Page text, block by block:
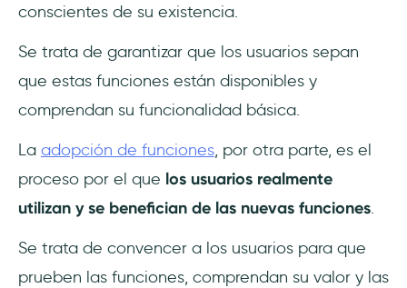
conscientes de su existencia.
Se trata de garantizar que los usuarios sepan
que estas funciones están disponibles y
comprendan su funcionalidad básica.
La adopción de funciones, por otra parte, es el
proceso por el que los usuarios realmente
utilizan y se benefician de las nuevas funciones.
Se trata de convencer a los usuarios para que
prueben las funciones, comprendan su valor y las